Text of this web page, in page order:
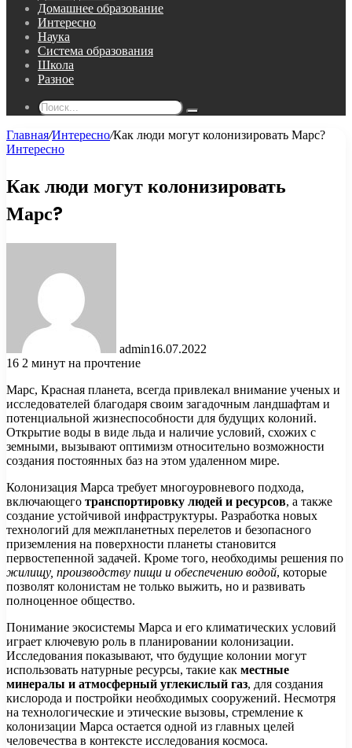
Домашнее образование
Интересно
Наука
Система образования
Школа
Разное
Поиск...
Главная/Интересно/Как люди могут колонизировать Марс?
Интересно
Как люди могут колонизировать
Марс?
admin16.07.2022
16 2 минут на прочтение
Марс, Красная планета, всегда привлекал внимание ученых и
исследователей благодаря своим загадочным ландшафтам и
потенциальной жизнеспособности для будущих колоний.
Открытие воды в виде льда и наличие условий, схожих с
земными, вызывают оптимизм относительно возможности
создания постоянных баз на этом удаленном мире.
Колонизация Марса требует многоуровневого подхода,
включающего транспортировку людей и ресурсов, а также
создание устойчивой инфраструктуры. Разработка новых
технологий для межпланетных перелетов и безопасного
приземления на поверхности планеты становится
первостепенной задачей. Кроме того, необходимы решения по
жилищу, производству пищи и обеспечению водой, которые
позволят колонистам не только выжить, но и развивать
полноценное общество.
Понимание экосистемы Марса и его климатических условий
играет ключевую роль в планировании колонизации.
Исследования показывают, что будущие колонии могут
использовать натурные ресурсы, такие как местные
минералы и атмосферный углекислый газ, для создания
кислорода и постройки необходимых сооружений. Несмотря
на технологические и этические вызовы, стремление к
колонизации Марса остается одной из главных целей
человечества в контексте исследования космоса.